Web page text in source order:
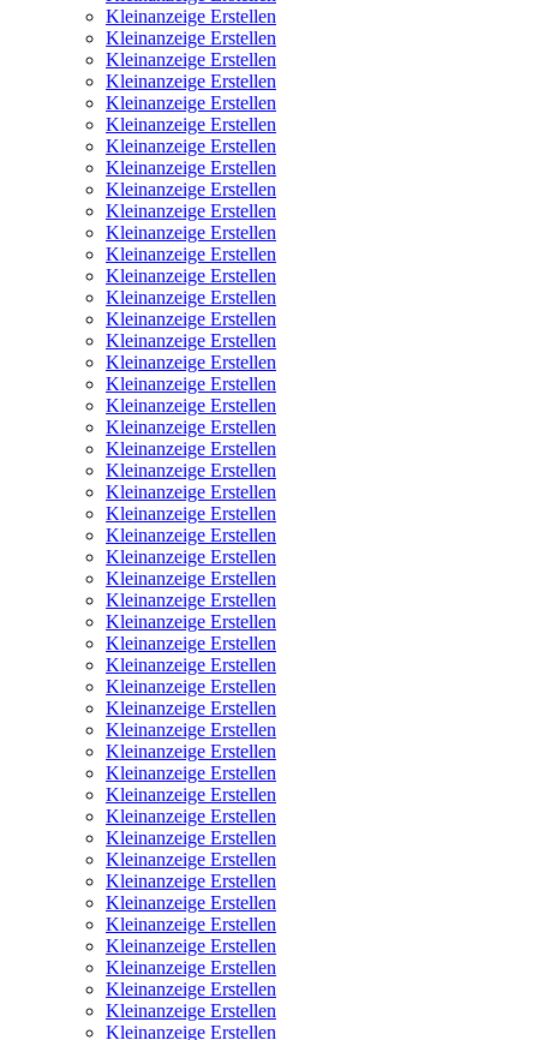
Kleinanzeige Erstellen
Kleinanzeige Erstellen
Kleinanzeige Erstellen
Kleinanzeige Erstellen
Kleinanzeige Erstellen
Kleinanzeige Erstellen
Kleinanzeige Erstellen
Kleinanzeige Erstellen
Kleinanzeige Erstellen
Kleinanzeige Erstellen
Kleinanzeige Erstellen
Kleinanzeige Erstellen
Kleinanzeige Erstellen
Kleinanzeige Erstellen
Kleinanzeige Erstellen
Kleinanzeige Erstellen
Kleinanzeige Erstellen
Kleinanzeige Erstellen
Kleinanzeige Erstellen
Kleinanzeige Erstellen
Kleinanzeige Erstellen
Kleinanzeige Erstellen
Kleinanzeige Erstellen
Kleinanzeige Erstellen
Kleinanzeige Erstellen
Kleinanzeige Erstellen
Kleinanzeige Erstellen
Kleinanzeige Erstellen
Kleinanzeige Erstellen
Kleinanzeige Erstellen
Kleinanzeige Erstellen
Kleinanzeige Erstellen
Kleinanzeige Erstellen
Kleinanzeige Erstellen
Kleinanzeige Erstellen
Kleinanzeige Erstellen
Kleinanzeige Erstellen
Kleinanzeige Erstellen
Kleinanzeige Erstellen
Kleinanzeige Erstellen
Kleinanzeige Erstellen
Kleinanzeige Erstellen
Kleinanzeige Erstellen
Kleinanzeige Erstellen
Kleinanzeige Erstellen
Kleinanzeige Erstellen
Kleinanzeige Erstellen
Kleinanzeige Erstellen